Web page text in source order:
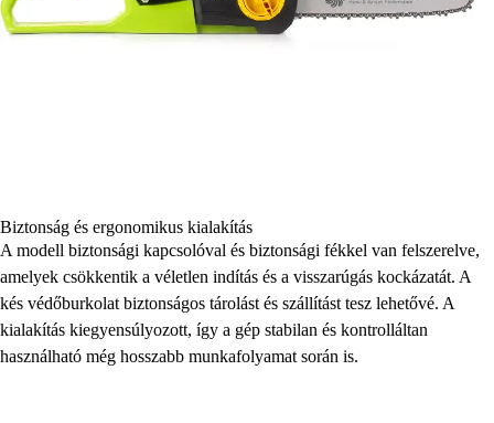
Biztonság és ergonomikus kialakítás
A modell biztonsági kapcsolóval és biztonsági fékkel van felszerelve,
amelyek csökkentik a véletlen indítás és a visszarúgás kockázatát. A
kés védőburkolat biztonságos tárolást és szállítást tesz lehetővé. A
kialakítás kiegyensúlyozott, így a gép stabilan és kontrolláltan
használható még hosszabb munkafolyamat során is.